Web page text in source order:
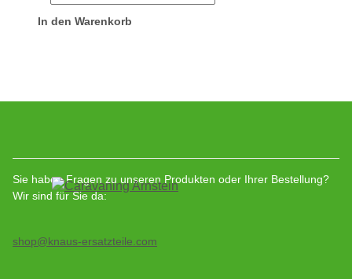
In den Warenkorb
Sie haben Fragen zu unseren Produkten oder Ihrer Bestellung?
Wir sind für Sie da:
shop@knaus-ersatzteile.com